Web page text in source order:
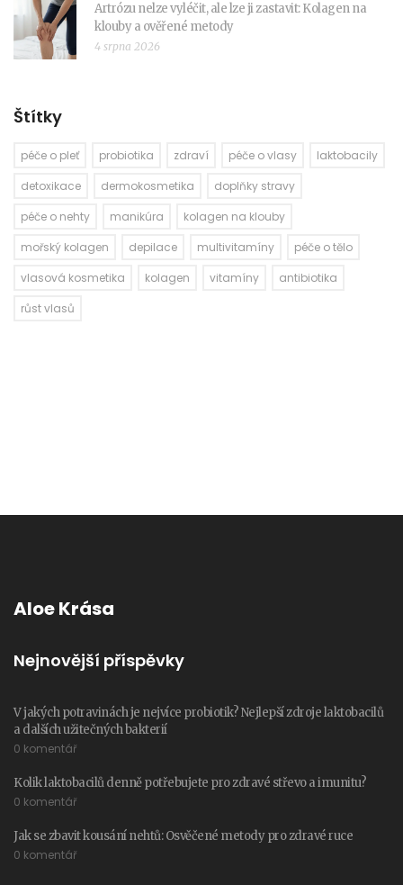
Artrózu nelze vyléčit, ale lze ji zastavit: Kolagen na
klouby a ověřené metody
4 srpna 2026
Štítky
péče o pleť probiotika zdraví péče o vlasy
laktobacily
detoxikace
dermokosmetika
doplňky stravy
péče o nehty
manikúra
kolagen na klouby
mořský kolagen
depilace multivitamíny
péče o tělo
vlasová kosmetika
kolagen vitamíny
antibiotika
růst vlasů
Aloe Krása
Nejnovější příspěvky
V jakých potravinách je nejvíce probiotik? Nejlepší zdroje laktobacilů
a dalších užitečných bakterií
0 komentář
Kolik laktobacilů denně potřebujete pro zdravé střevo a imunitu?
0 komentář
Jak se zbavit kousání nehtů: Osvěčené metody pro zdravé ruce
0 komentář